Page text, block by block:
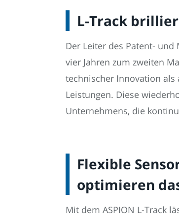
L-Track
Der Leiter des Patent-
vier Jahren zum zweiten
technischer Innovation als
Leistungen. Diese
Unternehmens, die
Flexible
optimieren
Mit dem ASPION L-Track